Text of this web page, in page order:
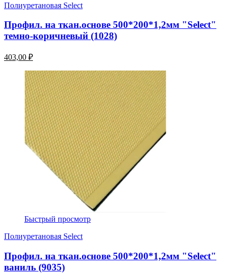
Полиуретановая Select
Профил. на ткан.основе 500*200*1,2мм "Select"
темно-коричневый (1028)
403,00 ₽
Быстрый просмотр
Полиуретановая Select
Профил. на ткан.основе 500*200*1,2мм "Select"
ваниль (9035)